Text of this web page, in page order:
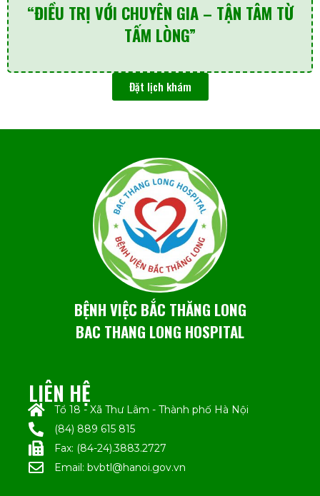
“ĐIỀU TRỊ VỚI CHUYÊN GIA – TẬN TÂM TỪ
TẤM LÒNG”
Đặt lịch khám
BỆNH VIỆC BẮC THĂNG LONG
BAC THANG LONG HOSPITAL
LIÊN HỆ
Tổ 18 - Xã Thư Lâm - Thành phố Hà Nội
(84) 889 615 815
Fax: (84-24).3883.2727
Email: bvbtl@hanoi.gov.vn